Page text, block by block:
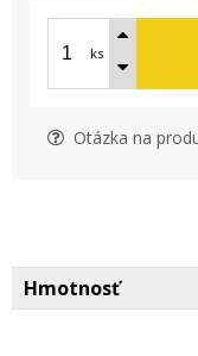
ks
Otázka na
Hmotnosť